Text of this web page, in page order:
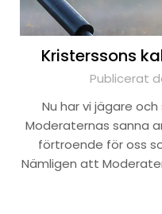
Kristerssons
Publicerat
Nu har vi jägare
Moderaternas sanna
förtroende för oss
Nämligen att